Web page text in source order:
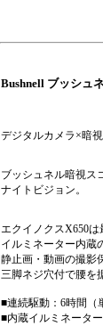
Bushnell ブッシュ
デジタルカメラ×暗
ブッシュネル暗視ス
ナイトビジョン。
エクイノクスX650は
イルミネーター内蔵
静止画・動画の撮影
三脚ネジ穴付で腰を
■連続駆動：6時間（
■内蔵イルミネータ